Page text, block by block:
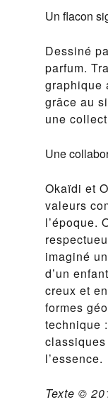
Un flacon
Dessiné
parfum.
graphique
grâce au
une
Une
Okaïdi et
valeurs
l’époque.
imaginé
d’un
creux et
formes
technique
l’essence.
Texte ©